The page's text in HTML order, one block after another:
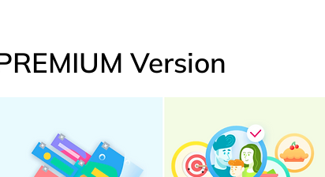
Version